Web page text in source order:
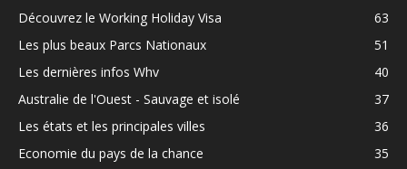
Découvrez le Working Holiday Visa
63
Les plus beaux Parcs Nationaux
51
Les dernières infos Whv
40
Australie de l'Ouest - Sauvage et isolé
37
Les états et les principales villes
36
Economie du pays de la chance
35